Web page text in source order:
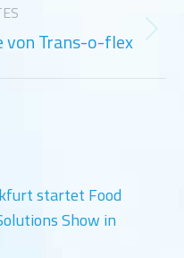
von Trans-o-flex
startet Food
Show in